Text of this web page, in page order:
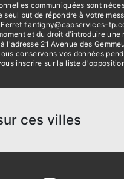
communiquées sont
but de répondre à votre
f.antigny@capservices-
et du droit d’introduire
l'adresse 21 Avenue des
conservons vos données
inscrire sur la liste
ces villes